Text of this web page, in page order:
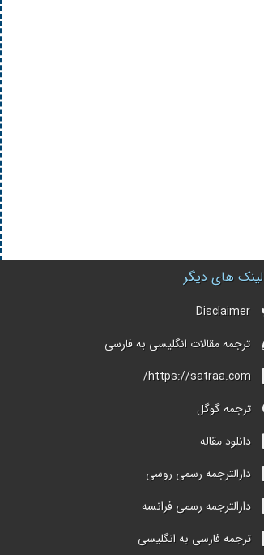
لینک های دیگر
Disclaimer
ترجمه مقالات انگلیسی به فارسی
https://satraa.com/
ترجمه گوگل
دانلود مقاله
دارالترجمه رسمی روسی
دارالترجمه رسمی فرانسه
ترجمه فارسی به انگلیسی